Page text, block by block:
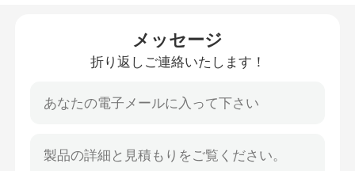
メッセージ
折り返しご連絡いたします！